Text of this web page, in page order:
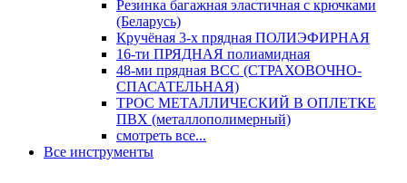
Резинка багажная эластичная с крючками
(Беларусь)
Кручёная 3-х прядная ПОЛИЭФИРНАЯ
16-ти ПРЯДНАЯ полиамидная
48-ми прядная ВСС (СТРАХОВОЧНО-
СПАСАТЕЛЬНАЯ)
ТРОС МЕТАЛЛИЧЕСКИЙ В ОПЛЕТКЕ
ПВХ (металлополимерный)
смотреть все...
Все инструменты